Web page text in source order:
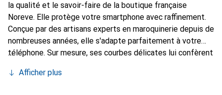
la qualité et le savoir-faire de la boutique française
Noreve. Elle protège votre smartphone avec raffinement.
Conçue par des artisans experts en maroquinerie depuis de
nombreuses années, elle s'adapte parfaitement à votre
téléphone. Sur mesure, ses courbes délicates lui confèrent
et indispensable pour votre smartphone. Reconnaître
Afficher plus